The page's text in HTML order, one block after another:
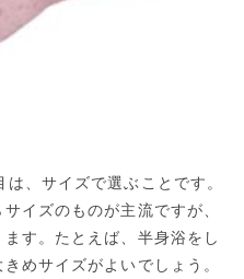
、サイズで選ぶことです。
イズのものが主流ですが、
す。たとえば、半身浴をし
めサイズがよいでしょう。